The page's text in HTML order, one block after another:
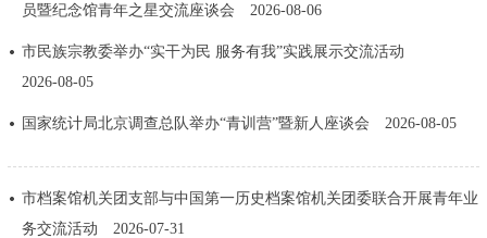
决策公开 专题公开
政务服务
员暨纪念馆青年之星交流座谈会
2026-08-06
市民族宗教委举办“实干为民 服务有我”实践展示交流活动
2026-08-05
国家统计局北京调查总队举办“青训营”暨新人座谈会 2026-08-05
市档案馆机关团支部与中国第一历史档案馆机关团委联合开展青年业
务交流活动
2026-07-31